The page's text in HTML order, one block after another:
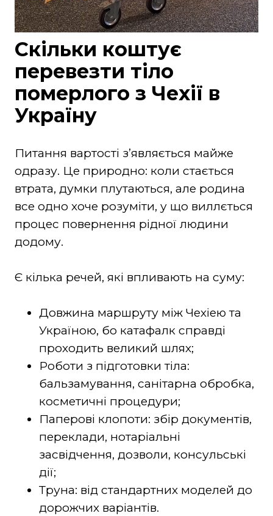
Скільки коштує
перевезти тіло
померлого з Чехії в
Україну
Питання вартості зʼявляється майже
одразу. Це природно: коли стається
втрата, думки плутаються, але родина
все одно хоче розуміти, у що виллється
процес повернення рідної людини
додому.
Є кілька речей, які впливають на суму:
Довжина маршруту між Чехіею та
Україною, бо катафалк справді
проходить великий шлях;
Роботи з підготовки тіла:
бальзамування, санітарна обробка,
косметичні процедури;
Паперові клопоти: збір документів,
переклади, нотаріальні
засвідчення, дозволи, консульські
дії;
Труна: від стандартних моделей до
дорожчих варіантів.